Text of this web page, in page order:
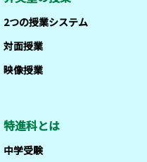
2つの授業システム
対面授業
映像授業
特進科とは
中学受験